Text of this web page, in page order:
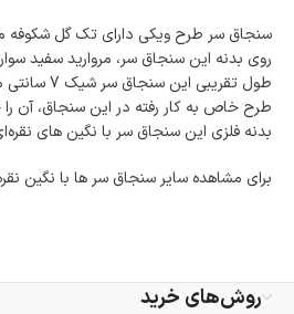
وجود دارد.
امکان پرداخت اقساطی
خرید اقساطی با شرایط آسان و
است.
ضمانت اصالت کالا
گارانتی معتبر برای تمامی محصولات
سنجاق سر طرح ویکی دارای تک گل شکوفه
روی بدنه این سنجاق سر، مروارید سفید
طول تقریبی این سنجاق سر شیک 7 سانتی متر می‌باشد.
طرح خاص به کار رفته در این سنجاق، آن
بدنه فلزی این سنجاق سر با نگین های
برای مشاهده سایر سنجاق سر ها با نگین
روش‌های خرید